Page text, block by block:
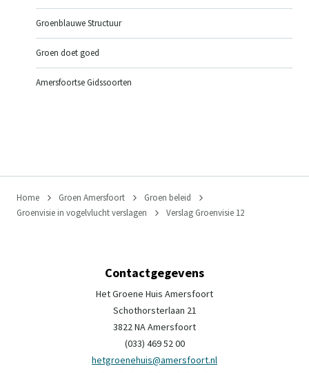
Groenblauwe Structuur
Groen doet goed
Amersfoortse Gidssoorten
Home Groen Amersfoort
Groen beleid
Groenvisie in vogelvlucht verslagen
Verslag Groenvisie 12
Contactgegevens
Het Groene Huis Amersfoort
Schothorsterlaan 21
3822 NA Amersfoort
(033) 469 52 00
hetgroenehuis@amersfoort.nl